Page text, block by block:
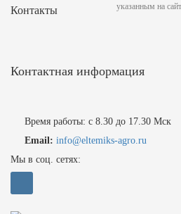
Контакты
Контактная информация
Время работы: с 8.30 до 17.30 Мск
Email: info@eltemiks-agro.ru
Мы в соц. сетях:
указанным на